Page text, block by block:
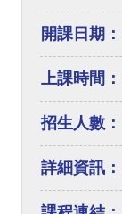
開課日期：
上課時間：
招生人數：
詳細資訊：